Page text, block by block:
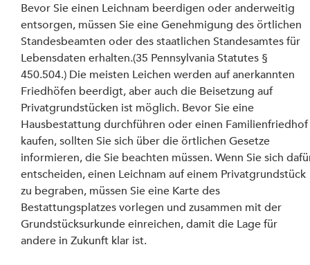
Bevor Sie einen Leichnam beerdigen oder anderweitig
entsorgen, müssen Sie eine Genehmigung des örtlichen
Standesbeamten oder des staatlichen Standesamtes für
Lebensdaten erhalten.(35 Pennsylvania Statutes §
450.504.) Die meisten Leichen werden auf anerkannten
Friedhöfen beerdigt, aber auch die Beisetzung auf
Privatgrundstücken ist möglich. Bevor Sie eine
Hausbestattung durchführen oder einen
kaufen, sollten Sie sich über die örtlichen Gesetze
informieren, die Sie beachten müssen. Wenn Sie sich
entscheiden, einen Leichnam auf einem Privatgrundstück
zu begraben, müssen Sie eine Karte des
Bestattungsplatzes vorlegen und zusammen mit der
Grundstücksurkunde einreichen, damit die Lage für
andere in Zukunft klar ist.